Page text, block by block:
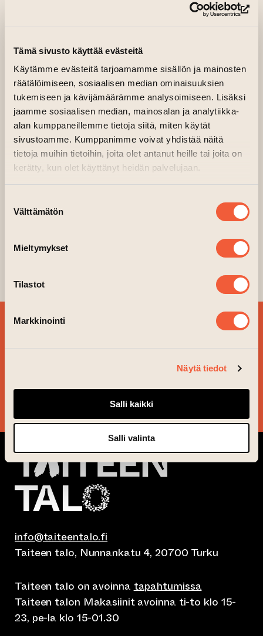
Tämä sivusto käyttää evästeitä
Käytämme evästeitä tarjoamamme sisällön ja mainosten
räätälöimiseen, sosiaalisen median ominaisuuksien
tukemiseen ja kävijämäärämme analysoimiseen. Lisäksi
jaamme sosiaalisen median, mainosalan ja analytiikka-
alan kumppaneillemme tietoja siitä, miten käytät
sivustoamme. Kumppanimme voivat yhdistää näitä
tietoja muihin tietoihin, joita olet antanut heille tai joita on
kerätty, kun olet käyttänyt heidän palvelujaan.
valinta
Välttämätön
Mieltymykset
Tilastot
Markkinointi
Näytä tiedot
Salli kaikki
Salli valinta
YSTÄVÄLLE, 2024
10.06.2024–16.06.2024 klo 08.00—23.00
Taideseinä
Taideseinän uusi teos 16.6.2024 saakka.
ANTON LAINE, YSTÄVÄLLE, 2024
Anton Laine on turkulainen graffiti- ja
tatuointitaiteilija.
@tkuantsa_sidequests
Seinän teokset vaihtuvat määrätyin aikavälein
ja omasi pääset toteuttamaan ottamalla
TILAA
UUTISKIRJEEMME JA
PYSY AJAN TASALLA!
info@taiteentalo.fi
Taiteen talo, Nunnankatu 4, 20700 Turku
Taiteen talo on avoinna tapahtumissa
Taiteen talon Makasiinit avoinna ti-to klo 15-
23, pe-la klo 15-01.30